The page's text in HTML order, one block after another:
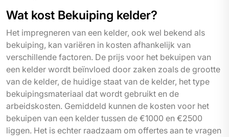
Wat kost Bekuiping kelder?
Het impregneren van een kelder, ook wel bekend als
bekuiping, kan variëren in kosten afhankelijk van
verschillende factoren. De prijs voor het bekuipen van
een kelder wordt beïnvloed door zaken zoals de grootte
van de kelder, de huidige staat van de kelder, het type
bekuipingsmateriaal dat wordt gebruikt en de
arbeidskosten. Gemiddeld kunnen de kosten voor het
bekuipen van een kelder tussen de €1000 en €2500
liggen. Het is echter raadzaam om offertes aan te vragen